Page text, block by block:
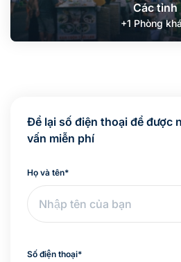
Các tỉnh
+1 Phòng
Để lại số điện thoại để được
vấn miễn phí
Họ và tên*
Số điện thoại*